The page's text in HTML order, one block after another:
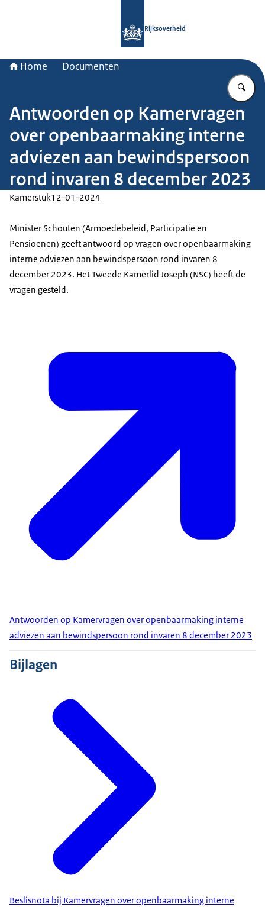
Rijksoverheid
Home Documenten
Antwoorden op Kamervragen
over openbaarmaking interne
adviezen aan bewindspersoon
rond invaren 8 december 2023
Kamerstuk12-01-2024
Minister Schouten (Armoedebeleid, Participatie en
Pensioenen) geeft antwoord op vragen over openbaarmaking
interne adviezen aan bewindspersoon rond invaren 8
december 2023. Het Tweede Kamerlid Joseph (NSC) heeft de
vragen gesteld.
Antwoorden op Kamervragen over openbaarmaking interne
adviezen aan bewindspersoon rond invaren 8 december 2023
Bijlagen
Beslisnota bij Kamervragen over openbaarmaking interne